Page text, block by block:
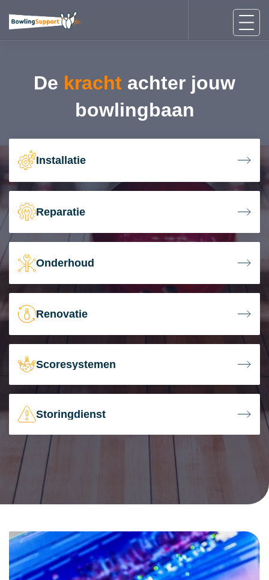
De kracht achter jouw
bowlingbaan
Installatie
Reparatie
Onderhoud
Renovatie
Scoresystemen
Storingdienst